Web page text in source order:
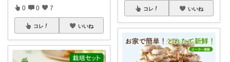
0 0 7
コレ いいね
コレ いいね